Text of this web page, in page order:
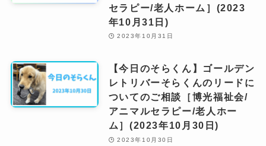
セラピー/老人ホーム］(2023
年10月31日)
2023年10月31日
【今日のそらくん】ゴールデン
レトリバーそらくんのリードに
ついてのご相談［博光福祉会/
アニマルセラピー/老人ホー
ム］(2023年10月30日)
2023年10月30日